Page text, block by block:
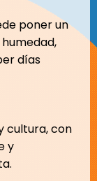
poner un
días
cultura, con
y